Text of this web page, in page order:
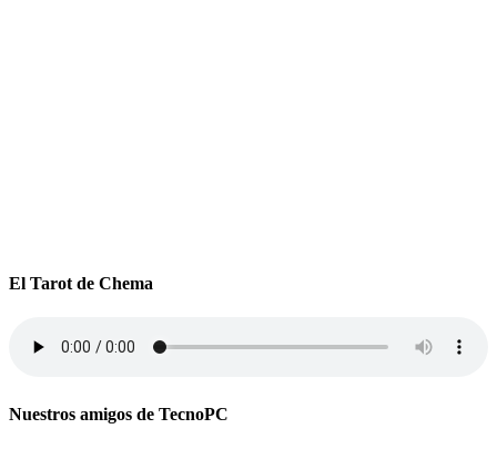
El Tarot de Chema
Nuestros amigos de TecnoPC